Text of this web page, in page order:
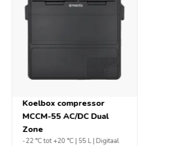
Koelbox compressor
MCCM-55 AC/DC Dual
Zone
-22 °C tot +20 °C | 55 L | Digitaal